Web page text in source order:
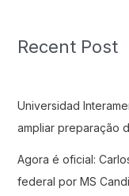
Recent Post
Universidad
ampliar preparação
Agora é oficial:
federal por MS